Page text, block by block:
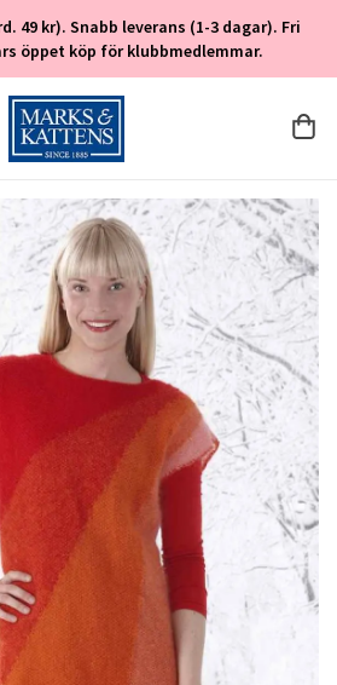
49 kr). Snabb leverans (1-3 dagar). Fri
öppet köp för klubbmedlemmar.